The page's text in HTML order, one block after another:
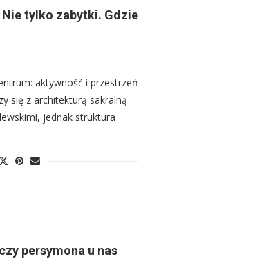
tylko zabytki. Gdzie
aktywność i przestrzeń
się z architekturą sakralną
jednak struktura
persymona u nas